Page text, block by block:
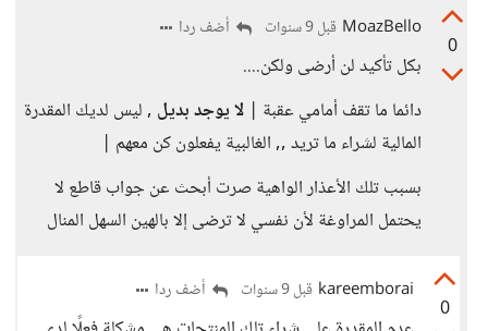
0
MoazBello قبل 9 سنوات أضف ردا
بكل تأكيد لن أرضى ولكن....
دائما ما تقف أمامي عقبة | لا يوجد بديل , ليس لديك المقدرة
المالية لشراء ما تريد ,, الغالبية يفعلون كن معهم |
بسبب تلك الأعذار الواهية صرت أبحث عن جواب قاطع لا
يحتمل المراوغة لأن نفسي لا ترضى إلا بالهين السهل المنال
0
kareemborai قبل 9 سنوات أضف ردا